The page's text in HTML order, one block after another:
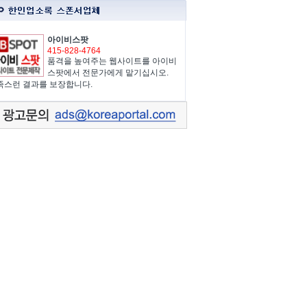
아이비스팟
415-828-4764
품격을 높여주는 웹사이트를 아이비
스팟에서 전문가에게 맡기십시오.
스런 결과를 보장합니다.